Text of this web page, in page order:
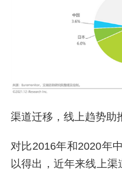
渠道迁移，线上趋势助
对比2016年和2020年
以得出，近年来线上